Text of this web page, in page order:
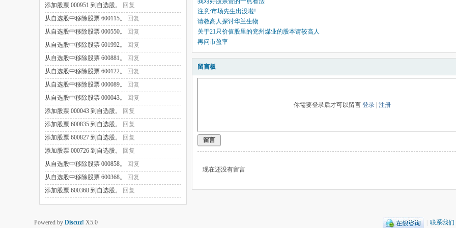
添加股票 000951 到自选股。
回复
从自选股中移除股票 600115。
回复
从自选股中移除股票 000550。
回复
从自选股中移除股票 601992。
回复
从自选股中移除股票 600881。
回复
从自选股中移除股票 600122。
回复
从自选股中移除股票 000089。
回复
从自选股中移除股票 000043。
回复
添加股票 000043 到自选股。
回复
添加股票 600835 到自选股。
回复
添加股票 600827 到自选股。
回复
添加股票 000726 到自选股。
回复
从自选股中移除股票 000858。
回复
从自选股中移除股票 600368。
回复
添加股票 600368 到自选股。
回复
注意:市场先生出没啦!
请教高人探讨华兰生物
关于21只价值股里的兖州煤业的股本请较高人
再问市盈率
留言板
你需要登录后才可以留言 登录| 注册
留言
现在还没有留言
联系我们
Powered by Discuz! X5.0